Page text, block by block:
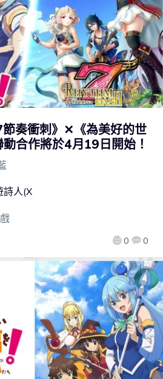
節奏衝刺》✕《為美好的世
合作將於4月19日開始！
0 0
詩人(X